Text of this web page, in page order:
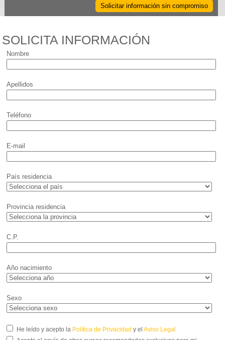
Solicitar información sin compromiso
SOLICITA INFORMACIÓN
Nombre
Apellidos
Teléfono
E-mail
País residencia
Provincia residencia
C.P.
Año nacimiento
Sexo
He leído y acepto la Política de Privacidad y el Aviso Legal